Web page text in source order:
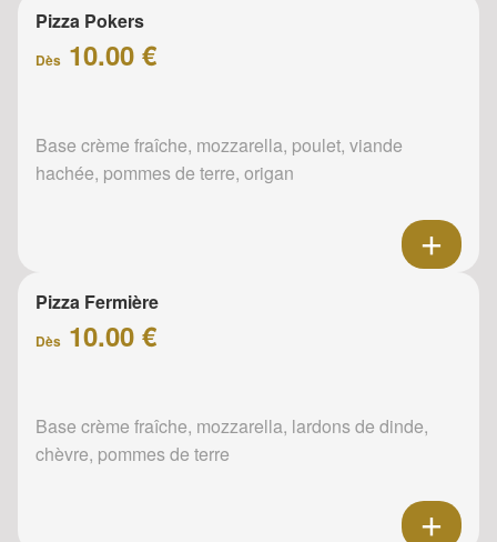
Pizza Pokers
Dès 10.00 €
Base crème fraîche, mozzarella, poulet, viande
hachée, pommes de terre, origan
Pizza Fermière
Dès 10.00 €
Base crème fraîche, mozzarella, lardons de dinde,
chèvre, pommes de terre